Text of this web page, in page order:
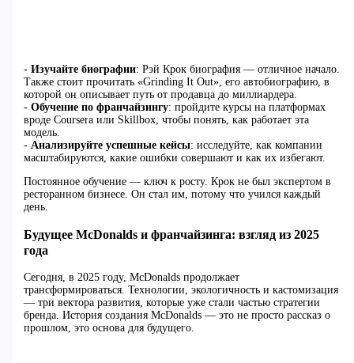
- Изучайте биографии: Рэй Крок биография — отличное начало.
Также стоит прочитать «Grinding It Out», его автобиографию, в
которой он описывает путь от продавца до миллиардера.
- Обучение по франчайзингу: пройдите курсы на платформах
вроде Coursera или Skillbox, чтобы понять, как работает эта
модель.
- Анализируйте успешные кейсы: исследуйте, как компании
масштабируются, какие ошибки совершают и как их избегают.
Постоянное обучение — ключ к росту. Крок не был экспертом в
ресторанном бизнесе. Он стал им, потому что учился каждый
день.
Будущее McDonalds и франчайзинга: взгляд из 2025
года
Сегодня, в 2025 году, McDonalds продолжает
трансформироваться. Технологии, экологичность и кастомизация
— три вектора развития, которые уже стали частью стратегии
бренда. История создания McDonalds — это не просто рассказ о
прошлом, это основа для будущего.